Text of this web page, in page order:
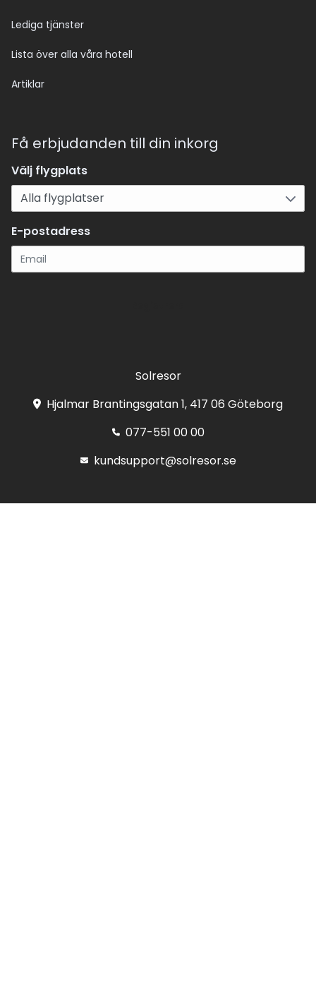
Lediga tjänster
Lista över alla våra hotell
Artiklar
Få erbjudanden till din inkorg
Välj flygplats
E-postadress
Solresor
Hjalmar Brantingsgatan 1, 417 06 Göteborg
077-551 00 00
kundsupport@solresor.se